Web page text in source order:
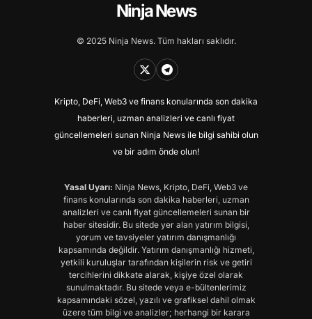
Ninja News
© 2025 Ninja News. Tüm hakları saklıdır.
Kripto, DeFi, Web3 ve finans konularında son dakika
haberleri, uzman analizleri ve canlı fiyat
güncellemeleri sunan Ninja News ile bilgi sahibi olun
ve bir adım önde olun!
Yasal Uyarı: Ninja News, Kripto, DeFi, Web3 ve
finans konularında son dakika haberleri, uzman
analizleri ve canlı fiyat güncellemeleri sunan bir
haber sitesidir. Bu sitede yer alan yatırım bilgisi,
yorum ve tavsiyeler yatırım danışmanlığı
kapsamında değildir. Yatırım danışmanlığı hizmeti,
yetkili kuruluşlar tarafından kişilerin risk ve getiri
tercihlerini dikkate alarak, kişiye özel olarak
sunulmaktadır. Bu sitede veya e-bültenlerimiz
kapsamındaki sözel, yazılı ve grafiksel dahil olmak
üzere tüm bilgi ve analizler; herhangi bir karara